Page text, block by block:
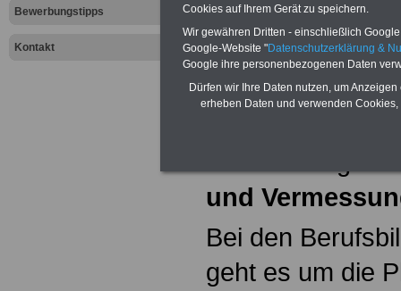
Bewerbungstipps
Kontakt
In unserem
online.dehaben
und
Bei den
geht es um die
Cookies auf Ihrem Gerät zu speichern.
Wir gewähren Dritten - einschließlich
Google-Website "Datenschutzerklärung &
Google ihre personenbezogenen Daten
Dürfen wir Ihre Daten nutzen, um
erheben Daten und verwenden